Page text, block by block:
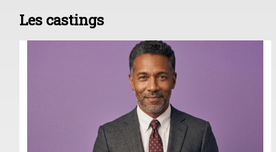
Les castings